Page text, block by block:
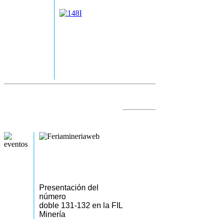
Presentación del
número
doble 131-132 en la FIL
Minería